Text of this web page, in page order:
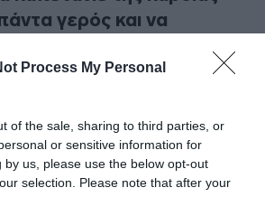
Process My Personal
of the sale, sharing to third parties, or
or sensitive information for
by us, please use the below opt-out
selection. Please note that after your
γερός και να